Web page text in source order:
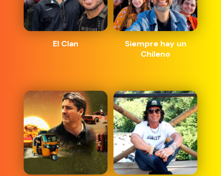
El Clan
Siempre hay un
Chileno